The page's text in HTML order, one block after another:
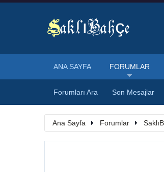
Ana Sayfa Forumlar
ANA SAYFA FORUMLAR
Forumları Ara Son Mesajlar